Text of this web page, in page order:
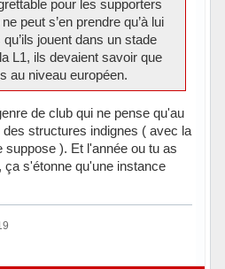
pour les supporters
peut s’en prendre qu’à lui
jouent dans un stade
L1, ils devaient savoir que
au niveau européen.
de club qui ne pense qu'au
structures indignes ( avec la
suppose ). Et l'année ou tu as
s'étonne qu'une instance